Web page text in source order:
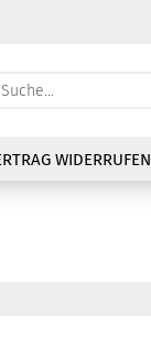
WIDERRUFEN